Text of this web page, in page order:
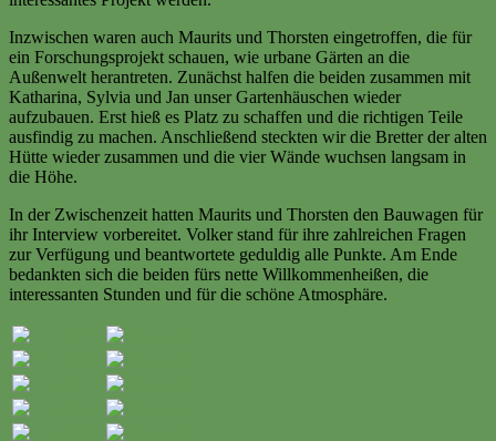
Inzwischen waren auch Maurits und Thorsten eingetroffen, die für
ein Forschungsprojekt schauen, wie urbane Gärten an die
Außenwelt herantreten. Zunächst halfen die beiden zusammen mit
Katharina, Sylvia und Jan unser Gartenhäuschen wieder
aufzubauen. Erst hieß es Platz zu schaffen und die richtigen Teile
ausfindig zu machen. Anschließend steckten wir die Bretter der alten
Hütte wieder zusammen und die vier Wände wuchsen langsam in
die Höhe.
In der Zwischenzeit hatten Maurits und Thorsten den Bauwagen für
ihr Interview vorbereitet. Volker stand für ihre zahlreichen Fragen
zur Verfügung und beantwortete geduldig alle Punkte. Am Ende
bedankten sich die beiden fürs nette Willkommenheißen, die
interessanten Stunden und für die schöne Atmosphäre.